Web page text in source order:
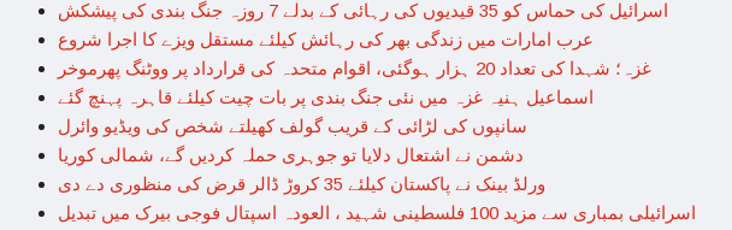
اسرائیل کی حماس کو 35 قیدیوں کی رہائی کے بدلے 7 روزہ جنگ بندی کی پیشکش
عرب امارات میں زندگی بھر کی رہائش کیلئے مستقل ویزے کا اجرا شروع
غزہ؛ شہدا کی تعداد 20 ہزار ہوگئی، اقوام متحدہ کی قرارداد پر ووٹنگ پھرموخر
اسماعیل ہنیہ غزہ میں نئی جنگ بندی پر بات چیت کیلئے قاہرہ پہنچ گئے
سانپوں کی لڑائی کے قریب گولف کھیلتے شخص کی ویڈیو وائرل
دشمن نے اشتعال دلایا تو جوہری حملہ کردیں گے، شمالی کوریا
ورلڈ بینک نے پاکستان کیلئے 35 کروڑ ڈالر قرض کی منظوری دے دی
اسرائیلی بمباری سے مزید 100 فلسطینی شہید ، العودہ اسپتال فوجی بیرک میں تبدیل